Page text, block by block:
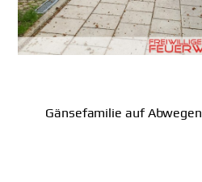
Gänsefamilie auf Abwegen